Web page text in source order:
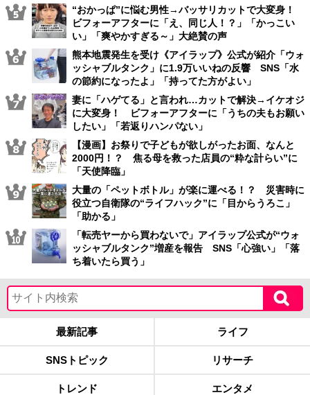
“おかっぱ”に悩む男性→バッサリカットで大変身！
ビフォーアフターに「え、同じ人！？」「かっこい
い」「爽やかすぎる～」大絶賛の声
熊本地震発生を受け《アイラップ》公式が紹介「ウォ
ッシャブルタンク」に1.9万いいねの反響 SNS「水
の節約になったよ」「持ってた方がよい」
妻に「ハゲてる」と言われ…カットで解決→イケオジ
に大変身！ ビフォーアフターに「うちの夫もお願い
したい」「若返りハンパない」
【漫画】お祭りで子どもが欲しがったお面、なんと
2000円！？ 焦る母を救った店員の“粋な計らい”に
「天使降臨」
大量の「ペットボトル」が楽に運べる！？ 災害時に
役立つ自衛隊の“ライフハック”に「目からうろこ」
「助かる」
「転売ヤーから買わないで」アイラップ公式が“ウォ
ッシャブルタンク”増産を報告 SNS「心強い」「落
ち着いたら買う」
最新記事 ライフ
SNSトピック リサーチ
トレンド エンタメ